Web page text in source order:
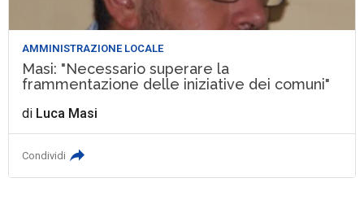
AMMINISTRAZIONE LOCALE
Masi: "Necessario superare la
frammentazione delle iniziative dei comuni"
di Luca Masi
Condividi